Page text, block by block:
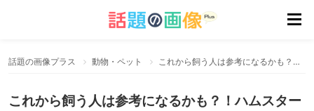
話題の画像プラス 動物・ペット これから飼う人は参考になるかも？！ハムスターを飼い始めてびっくりしたお話！
これから飼う人は参考になるかも？！ハムスター